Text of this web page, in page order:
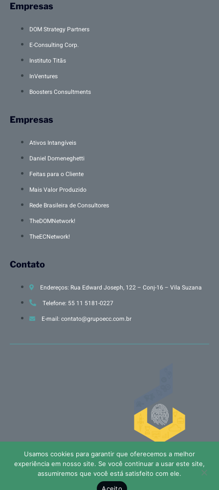
Empresas
DOM Strategy Partners
E-Consulting Corp.
Instituto Titãs
InVentures
Boosters Consultments
Empresas
Ativos Intangíveis
Daniel Domeneghetti
Feitas para o Cliente
Mais Valor Produzido
Rede Brasileira de Consultores
TheDOMNetwork!
TheECNetwork!
Contato
Endereços: Rua Edward Joseph, 122 – Conj-16 – Vila Suzana
Telefone: 55 11 5181-0227
E-mail: contato@grupoecc.com.br
Todos os direitos reservados © Grupo ECC - 2005/2025
Políticas de privacidade
Usamos cookies para garantir que oferecemos a melhor
experiência em nosso site. Se você continuar a usar este site,
assumiremos que você está satisfeito com ele.
Aceito